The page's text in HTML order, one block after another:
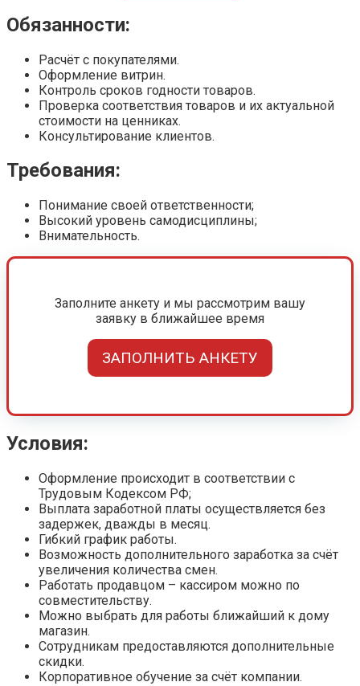
Обязанности:
Расчёт с покупателями.
Оформление витрин.
Контроль сроков годности товаров.
Проверка соответствия товаров и их актуальной
стоимости на ценниках.
Консультирование клиентов.
Требования:
Понимание своей ответственности;
Высокий уровень самодисциплины;
Внимательность.
Заполните анкету и мы рассмотрим вашу
заявку в ближайшее время
ЗАПОЛНИТЬ АНКЕТУ
Условия:
Оформление происходит в соответствии с
Трудовым Кодексом РФ;
Выплата заработной платы осуществляется без
задержек, дважды в месяц.
Гибкий график работы.
Возможность дополнительного заработка за счёт
увеличения количества смен.
Работать продавцом – кассиром можно по
совместительству.
Можно выбрать для работы ближайший к дому
магазин.
Сотрудникам предоставляются дополнительные
скидки.
Корпоративное обучение за счёт компании.